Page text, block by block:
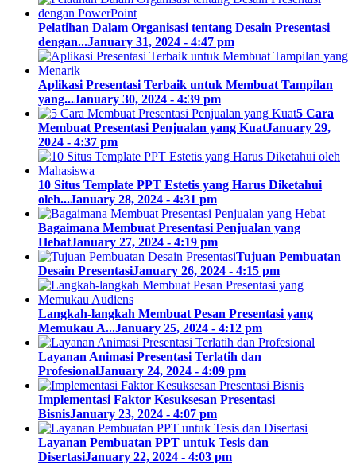
Pelatihan Dalam Organisasi tentang Desain Presentasi
dengan...January 31, 2024 - 4:47 pm
Aplikasi Presentasi Terbaik untuk Membuat Tampilan
yang...January 30, 2024 - 4:39 pm
5 Cara
Membuat Presentasi Penjualan yang KuatJanuary 29,
2024 - 4:37 pm
10 Situs Template PPT Estetis yang Harus Diketahui
oleh...January 28, 2024 - 4:31 pm
Bagaimana Membuat Presentasi Penjualan yang
HebatJanuary 27, 2024 - 4:19 pm
Tujuan Pembuatan
Desain PresentasiJanuary 26, 2024 - 4:15 pm
Langkah-langkah Membuat Pesan Presentasi yang
Memukau A...January 25, 2024 - 4:12 pm
Layanan Animasi Presentasi Terlatih dan
ProfesionalJanuary 24, 2024 - 4:09 pm
Implementasi Faktor Kesuksesan Presentasi
BisnisJanuary 23, 2024 - 4:07 pm
Layanan Pembuatan PPT untuk Tesis dan
DisertasiJanuary 22, 2024 - 4:03 pm